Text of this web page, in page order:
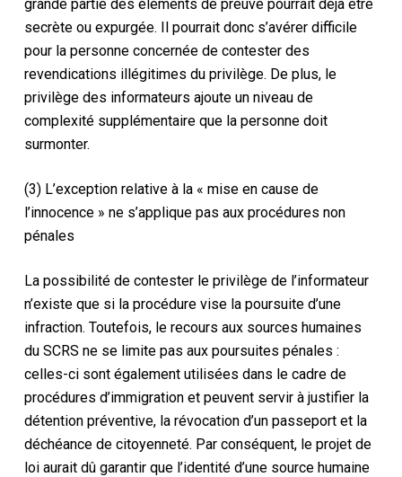
grande partie des éléments de preuve pourrait déjà être
secrète ou expurgée. Il pourrait donc s’avérer difficile
pour la personne concernée de contester des
revendications illégitimes du privilège. De plus, le
privilège des informateurs ajoute un niveau de
complexité supplémentaire que la personne doit
surmonter.
(3) L’exception relative à la « mise en cause de
l’innocence » ne s’applique pas aux procédures non
pénales
La possibilité de contester le privilège de l’informateur
n’existe que si la procédure vise la poursuite d’une
infraction. Toutefois, le recours aux sources humaines
du SCRS ne se limite pas aux poursuites pénales :
celles-ci sont également utilisées dans le cadre de
procédures d’immigration et peuvent servir à justifier la
détention préventive, la révocation d’un passeport et la
déchéance de citoyenneté. Par conséquent, le projet de
loi aurait dû garantir que l’identité d’une source humaine